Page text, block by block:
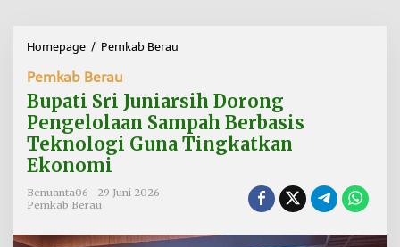
Homepage / Pemkab Berau
a
t
i
S
i
Pemkab Berau
Bupati Sri Juniarsih Dorong
Pengelolaan Sampah Berbasis
Teknologi Guna Tingkatkan
Ekonomi
Benuanta06
29 Juni 2026
Pemkab Berau